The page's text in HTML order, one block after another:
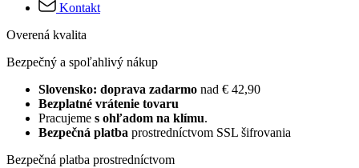
Kontakt
Overená kvalita
Bezpečný a spoľahlivý nákup
Slovensko: doprava zadarmo nad € 42,90
Bezplatné vrátenie tovaru
Pracujeme s ohľadom na klímu.
Bezpečná platba prostredníctvom SSL šifrovania
Bezpečná platba prostredníctvom